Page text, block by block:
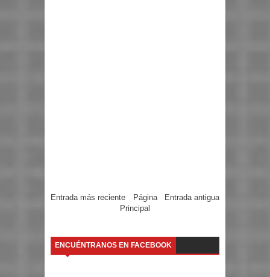
Entrada más reciente Entrada antigua
Página
Principal
ENCUÉNTRANOS EN FACEBOOK